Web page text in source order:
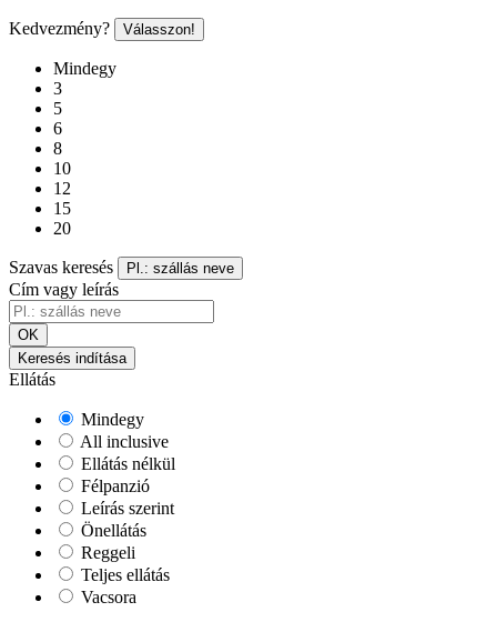
Kedvezmény? Válasszon!
Mindegy
3
5
6
8
10
12
15
20
Szavas keresés Pl.: szállás neve
Cím vagy leírás
OK
Keresés indítása
Ellátás
Mindegy
All inclusive
Ellátás nélkül
Félpanzió
Leírás szerint
Önellátás
Reggeli
Teljes ellátás
Vacsora